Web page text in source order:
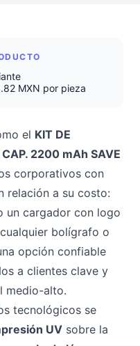
MXN por pieza
el KIT DE
CAP. 2200 mAh SAVE
corporativos con
relación a su costo:
un cargador con logo
bolígrafo o
opción confiable
a clientes clave y
medio-alto.
tecnológicos se
UV sobre la